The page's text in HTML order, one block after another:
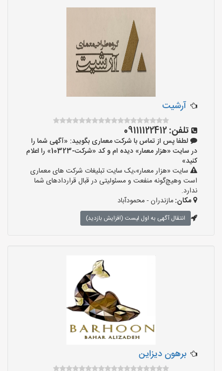
آرشیت
تلفن:09111122412
لطفا پس از تماس با شرکت معماری بگویید: «آگهی شما را
در سایت «هزار معمار» دیده ام و کد «شرکت-10323» را اعلام
کنید»
سایت «هزار معمار»،یک سایت تبلیغات شرکت های معماری
است وهیچ‌گونه منفعت و مسئولیتی در قبال قراردادهای شما
ندارد.
مکان:مازندران - محمودآباد
انتقال آگهی به اول لیست (افزایش بازدید)
برهون دیزاین